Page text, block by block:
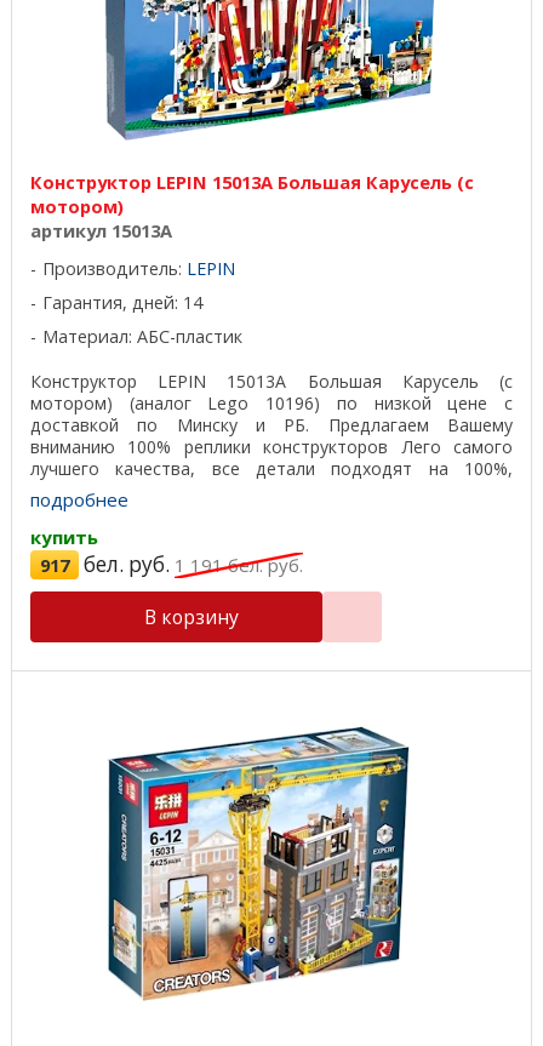
Конструктор LEPIN 15013A Большая Карусель (с
мотором)
артикул 15013A
Производитель: LEPIN
Гарантия, дней: 14
Материал: АБС-пластик
Конструктор LEPIN 15013A Большая Карусель (с
мотором) (аналог Lego 10196) по низкой цене с
доставкой по Минску и РБ. Предлагаем Вашему
вниманию 100% реплики конструкторов Лего самого
лучшего качества, все детали подходят на 100%,
отличный пластик, ...
подробнее
купить
917 бел. руб. 1 191бел. руб.
В корзину